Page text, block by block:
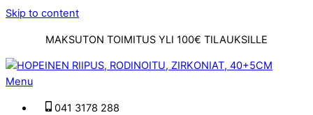
Skip to content
MAKSUTON TOIMITUS YLI 100€ TILAUKSILLE
Menu
041 3178 288